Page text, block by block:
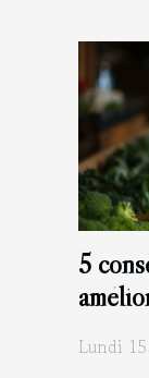
5
Lundi